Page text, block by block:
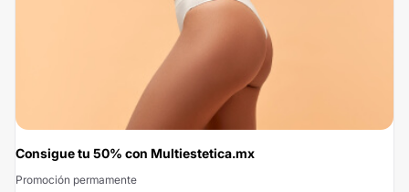
-50%
Consigue tu 50% con Multiestetica.mx
Promoción permamente